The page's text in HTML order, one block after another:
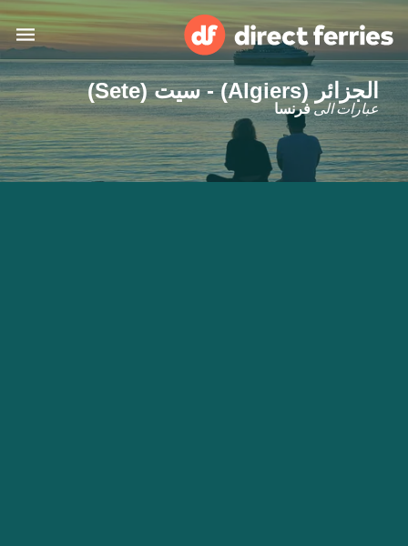
البلدان
تذاكر العبّارة
الجزائر (Algiers) - سيت (Sete)
عبارات الىفرنسا